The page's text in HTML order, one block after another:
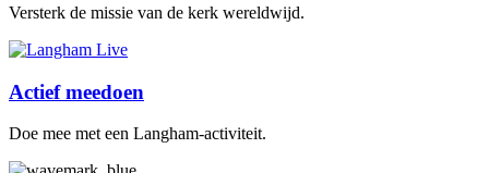
Versterk de missie van de kerk wereldwijd.
Actief meedoen
Doe mee met een Langham-activiteit.